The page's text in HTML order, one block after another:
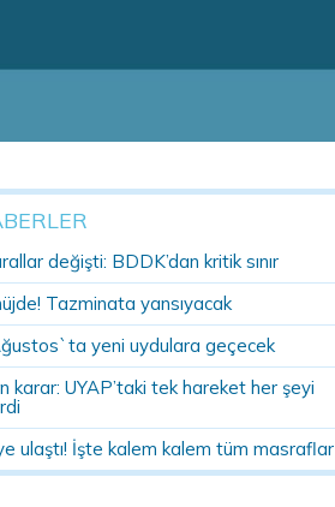
değişti: BDDK’dan kritik sınır
Tazminata yansıyacak
yeni uydulara geçecek
karar: UYAP’taki tek hareket her şeyi
ulaştı! İşte kalem kalem tüm masraflar